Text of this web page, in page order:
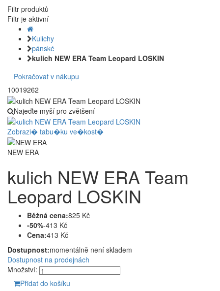
Filtr produktů
Filtr je aktivní
Kulichy
pánské
kulich NEW ERA Team Leopard LOSKIN
Pokračovat v nákupu
10019262
Najeďte myší pro zvětšení
Zobrazi� tabu�ku ve�kost�
NEW ERA
kulich NEW ERA Team
Leopard LOSKIN
Běžná cena:825 Kč
-50%-413 Kč
Cena:413 Kč
Dostupnost:momentálně není skladem
Dostupnost na prodejnách
Množství:
Přidat do košíku